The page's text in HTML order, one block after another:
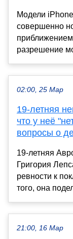
Модели
совершенно
разрешение
02:00, 25 Мар
19-летняя
что у неё
вопросы о
19-летняя
Григория
ревности к
того, она
21:00, 16 Мар